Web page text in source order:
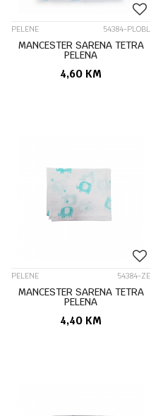
PELENE 54384-PLOBL
MANCESTER SARENA TETRA
PELENA
4,60 KM
PELENE 54384-ZE
MANCESTER SARENA TETRA
PELENA
4,40 KM